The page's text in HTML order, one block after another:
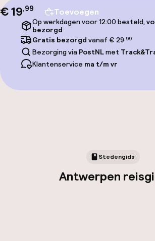
€ 19,99 Toevoegen
Op werkdagen voor 12:00 besteld,
bezorgd
Gratis bezorgd vanaf € 29,99
Bezorging via PostNLmet
Klantenservice ma t/m vr
Stedengids
Antwerpen